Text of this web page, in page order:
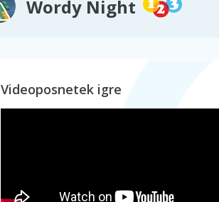
Wordy Night
Videoposnetek igre